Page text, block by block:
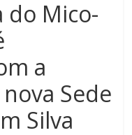
do Mico-
a
Sede
Silva